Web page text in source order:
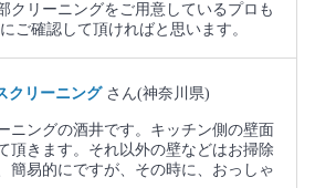
クリーニングをご用意しているプロも
ご確認して頂ければと思います。
クリーニング さん(神奈川県)
ニングの酒井です。キッチン側の壁面
頂きます。それ以外の壁などはお掃除
簡易的にですが、その時に、おっしゃ